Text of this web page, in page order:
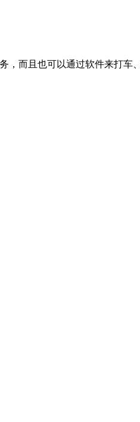
而且也可以通过软件来打